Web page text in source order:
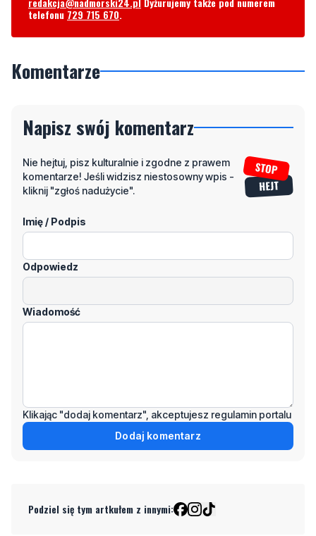
telefonu 729 715 670.
Komentarze
Napisz swój komentarz
Nie hejtuj, pisz kulturalnie i zgodne z prawem
komentarze! Jeśli widzisz niestosowny wpis -
kliknij "zgłoś nadużycie".
Imię / Podpis
Odpowiedz
Wiadomość
Klikając "dodaj komentarz", akceptujesz regulamin portalu
Dodaj komentarz
Podziel się tym artkułem z innymi: